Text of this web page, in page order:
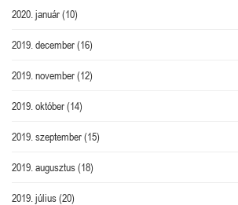
2020. január(10)
2019. december(16)
2019. november(12)
2019. október(14)
2019. szeptember(15)
2019. augusztus(18)
2019. július(20)